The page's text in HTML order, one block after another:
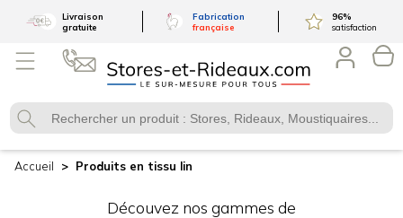
Livraison
gratuite
Fabrication
française
96%
satisfaction
Accueil Produits en tissu lin
Découvez nos gammes de